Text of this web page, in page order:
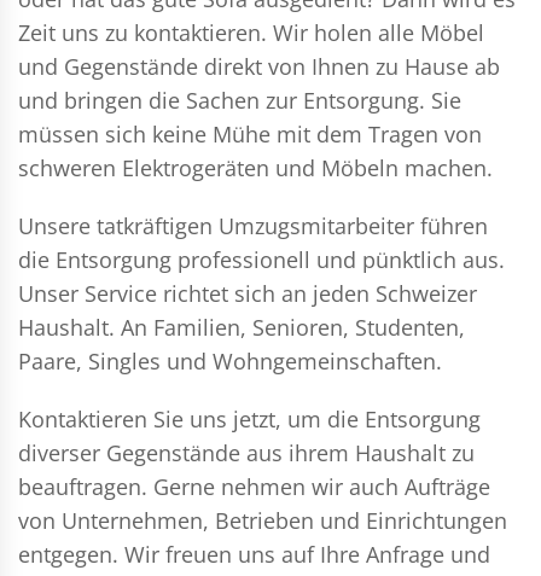
Zeit uns zu kontaktieren. Wir holen alle Möbel
und Gegenstände direkt von Ihnen zu Hause ab
und bringen die Sachen zur Entsorgung. Sie
müssen sich keine Mühe mit dem Tragen von
schweren Elektrogeräten und Möbeln machen.
Unsere tatkräftigen Umzugsmitarbeiter führen
die Entsorgung professionell und pünktlich aus.
Unser Service richtet sich an jeden Schweizer
Haushalt. An Familien, Senioren, Studenten,
Paare, Singles und Wohngemeinschaften.
Kontaktieren Sie uns jetzt, um die Entsorgung
diverser Gegenstände aus ihrem Haushalt zu
beauftragen. Gerne nehmen wir auch Aufträge
von Unternehmen, Betrieben und Einrichtungen
entgegen. Wir freuen uns auf Ihre Anfrage und